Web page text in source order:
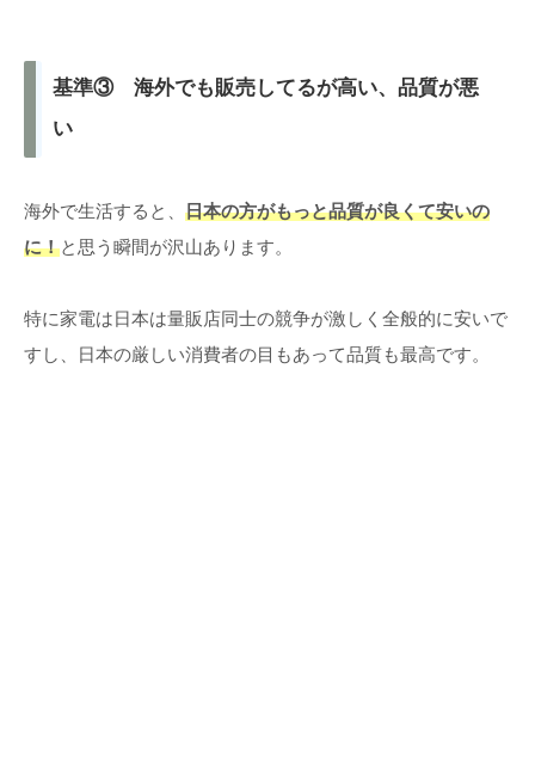
基準③ 海外でも販売してるが高い、品質が悪
い
海外で生活すると、 日本の方がもっと品質が良くて安いの
に！と思う瞬間が沢山あります。
特に家電は日本は量販店同士の競争が激しく全般的に安いで
すし、日本の厳しい消費者の目もあって品質も最高です。